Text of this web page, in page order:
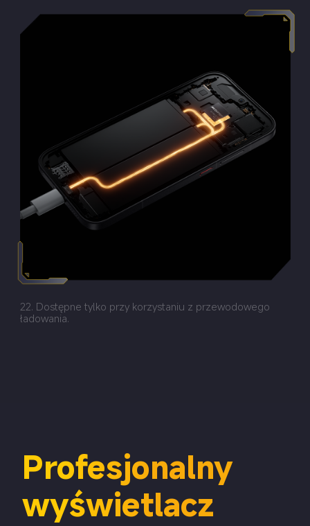
22. Dostępne tylko przy korzystaniu z przewodowego
ładowania.
Profesjonalny
wyświetlacz